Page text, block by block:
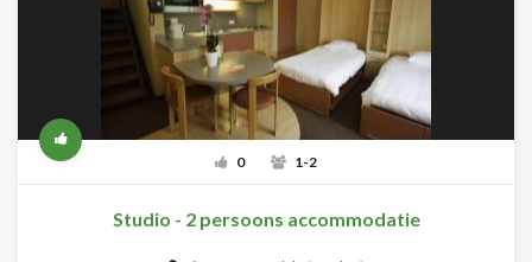
0 1-2
Studio - 2 persoons accommodatie